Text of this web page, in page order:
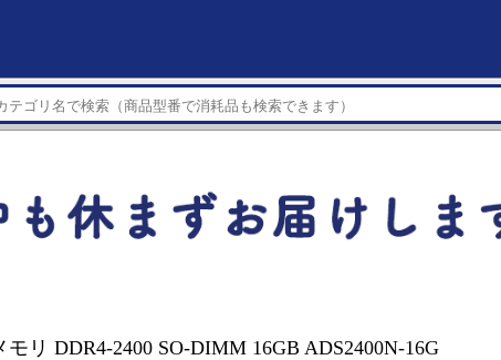
リ DDR4-2400 SO-DIMM 16GB ADS2400N-16G